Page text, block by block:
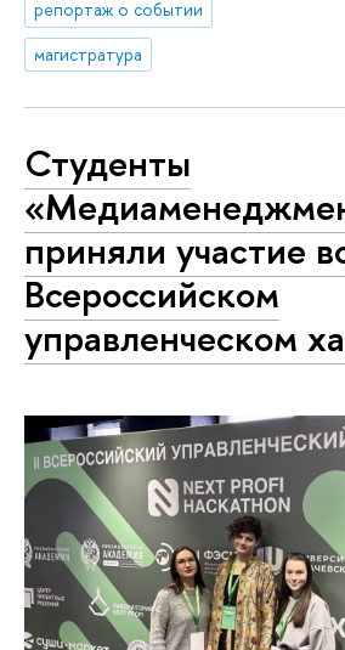
репортаж о событии
магистратура
Студенты
приняли участие
Всероссийском
управленческом